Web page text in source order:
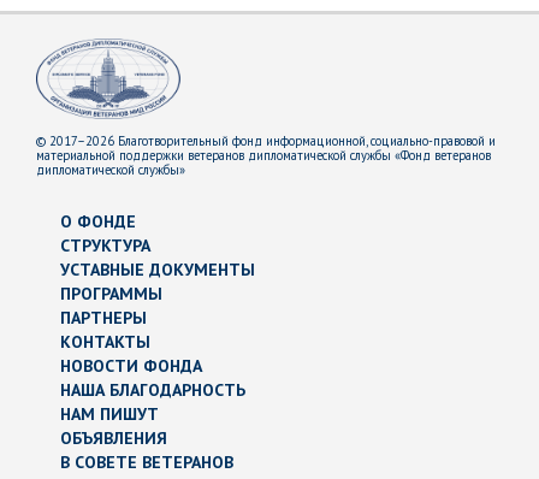
© 2017–2026 Благотворительный фонд информационной, социально-правовой и
материальной поддержки ветеранов дипломатической службы «Фонд ветеранов
дипломатической службы»
О ФОНДЕ
СТРУКТУРА
УСТАВНЫЕ ДОКУМЕНТЫ
ПРОГРАММЫ
ПАРТНЕРЫ
КОНТАКТЫ
НОВОСТИ ФОНДА
НАША БЛАГОДАРНОСТЬ
НАМ ПИШУТ
ОБЪЯВЛЕНИЯ
В СОВЕТЕ ВЕТЕРАНОВ